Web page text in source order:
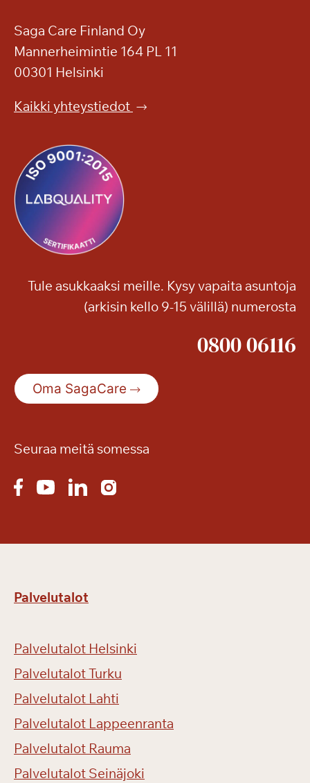
Saga Care Finland Oy
Mannerheimintie 164 PL 11
00301 Helsinki
Kaikki yhteystiedot
Tule asukkaaksi meille. Kysy vapaita asuntoja
(arkisin kello 9-15 välillä) numerosta
0800 06116
Oma SagaCare
Seuraa meitä somessa
Palvelutalot
Palvelutalot Helsinki
Palvelutalot Turku
Palvelutalot Lahti
Palvelutalot Lappeenranta
Palvelutalot Rauma
Palvelutalot Seinäjoki